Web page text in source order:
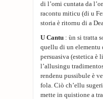
di l’omi cuntata da
racontu miticu (di u
storia è ritornu di a
U Cantu : ùn si tratta
quellu di un elementu
persuasiva (estetica è
l’allusingu
rendenu pussibule è
fola. Ciò ch’ellu
mette in quistione a